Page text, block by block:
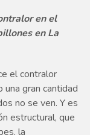
en el
en La
el contralor
gran cantidad
no se ven. Y es
estructural, que
la